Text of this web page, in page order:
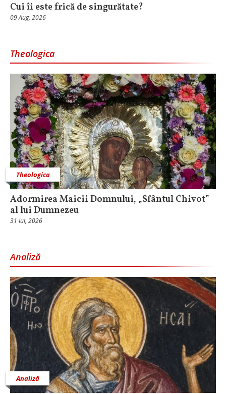
Cui îi este frică de singurătate?
09 Aug, 2026
Theologica
Theologica
Adormirea Maicii Domnului, „Sfântul Chivot”
al lui Dumnezeu
31 Iul, 2026
Analiză
Analiză